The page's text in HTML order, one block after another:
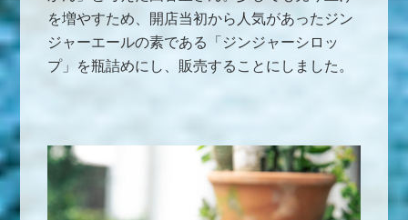
を増やすため、開店当初から人気があったジン
ジャーエールの素である「ジンジャーシロッ
プ」を瓶詰めにし、販売することにしました。